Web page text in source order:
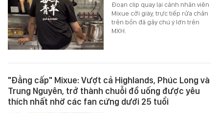
Đoạn clip quay lại cảnh nhân viên
Mixue cởi giày, trực tiếp rửa chân
trên bồn đã gây chú ý lớn trên
MXH.
"Đẳng cấp" Mixue: Vượt cả Highlands, Phúc Long và
Trung Nguyên, trở thành chuỗi đồ uống được yêu
thích nhất nhờ các fan cứng dưới 25 tuổi